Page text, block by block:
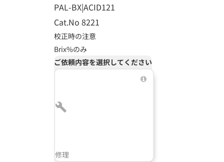
PAL-BX|ACID121
Cat.No 8221
校正時の注意
Brix%のみ
ご依頼内容を選択してください
修理